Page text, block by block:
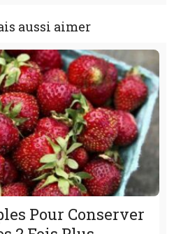
aussi aimer
Pour Conserver